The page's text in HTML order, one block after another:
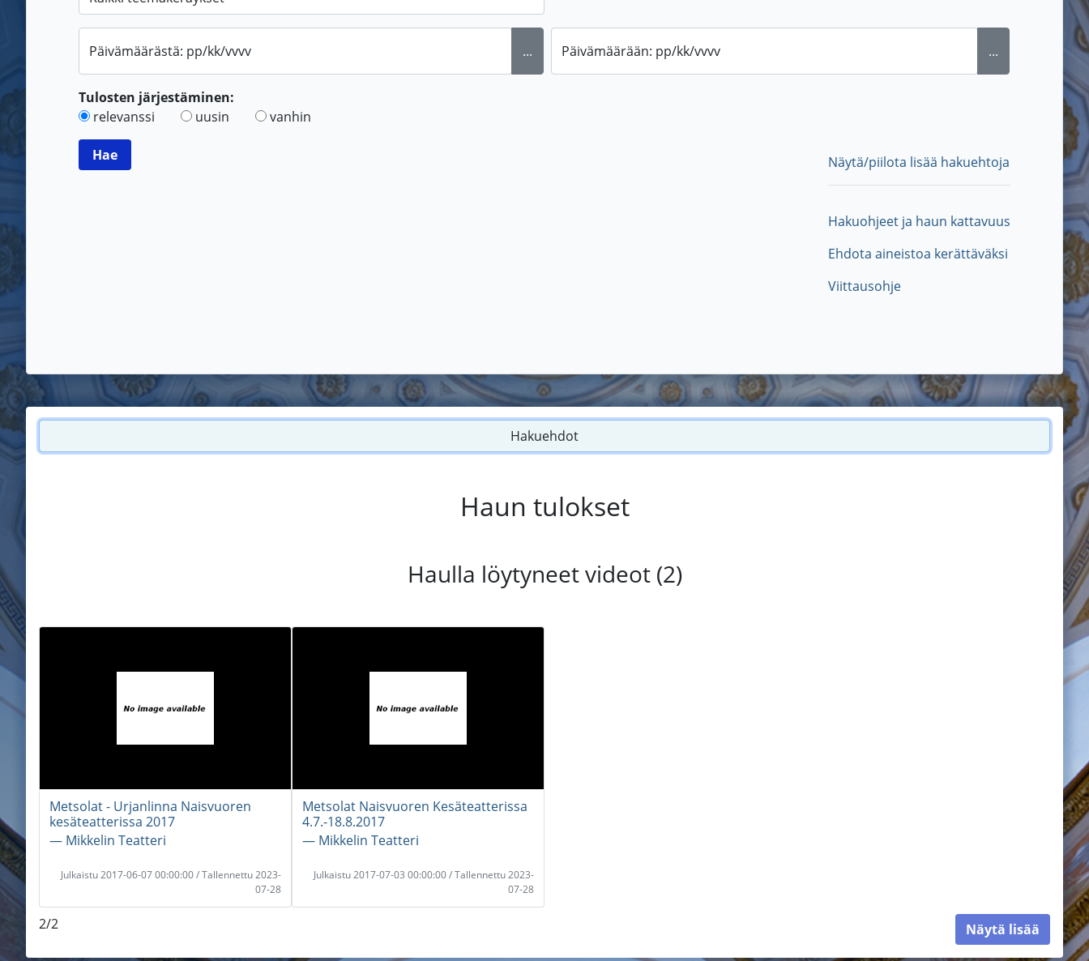
Päivämäärästä: pp/kk/vvvv ... Päivämäärään: pp/kk/vvvv ...
Tulosten järjestäminen:
relevanssi
uusin vanhin
Näytä/piilota lisää hakuehtoja
Hakuohjeet ja haun kattavuus
Ehdota aineistoa kerättäväksi
Viittausohje
Hakuehdot
Haun tulokset
Haulla löytyneet videot (2)
Metsolat - Urjanlinna Naisvuoren
kesäteatterissa 2017
― Mikkelin Teatteri
Julkaistu 2017-06-07 00:00:00 / Tallennettu 2023-
07-28
Metsolat Naisvuoren Kesäteatterissa
4.7.-18.8.2017
― Mikkelin Teatteri
Julkaistu 2017-07-03 00:00:00 / Tallennettu 2023-
07-28
2/2 Näytä lisää